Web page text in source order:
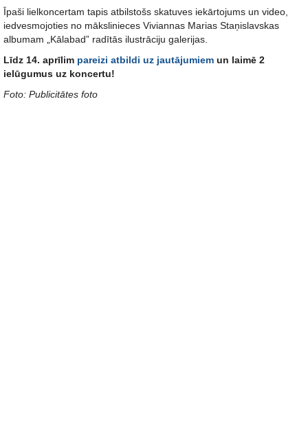
Īpaši lielkoncertam tapis atbilstošs skatuves iekārtojums un video,
iedvesmojoties no mākslinieces Viviannas Marias Staņislavskas
albumam „Kālabad” radītās ilustrāciju galerijas.
Līdz 14. aprīlim pareizi atbildi uz jautājumiem un laimē 2
ielūgumus uz koncertu!
Foto: Publicitātes foto